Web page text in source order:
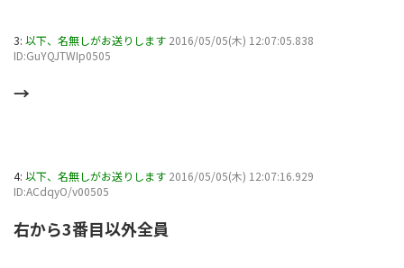
3: 以下、名無しがお送りします 2016/05/05(木) 12:07:05.838
ID:GuYQJTWIp0505
→
4: 以下、名無しがお送りします 2016/05/05(木) 12:07:16.929
ID:ACdqyO/v00505
右から3番目以外全員